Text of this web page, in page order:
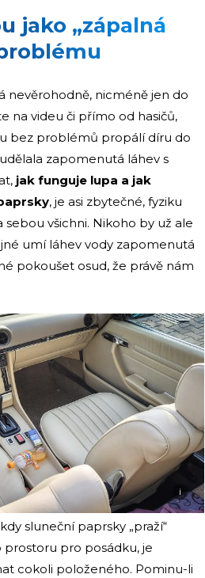
jako „zápalná
nevěrohodně, nicméně jen do
na videu či přímo od hasičů,
bez problémů propálí díru do
zapomenutá láhev s
jak funguje lupa a jak
, je asi zbytečné, fyziku
všichni. Nikoho by už ale
umí láhev vody zapomenutá
pokoušet osud, že právě nám
i
sluneční paprsky „praží“
pro posádku, je
cokoli položeného. Pominu-li